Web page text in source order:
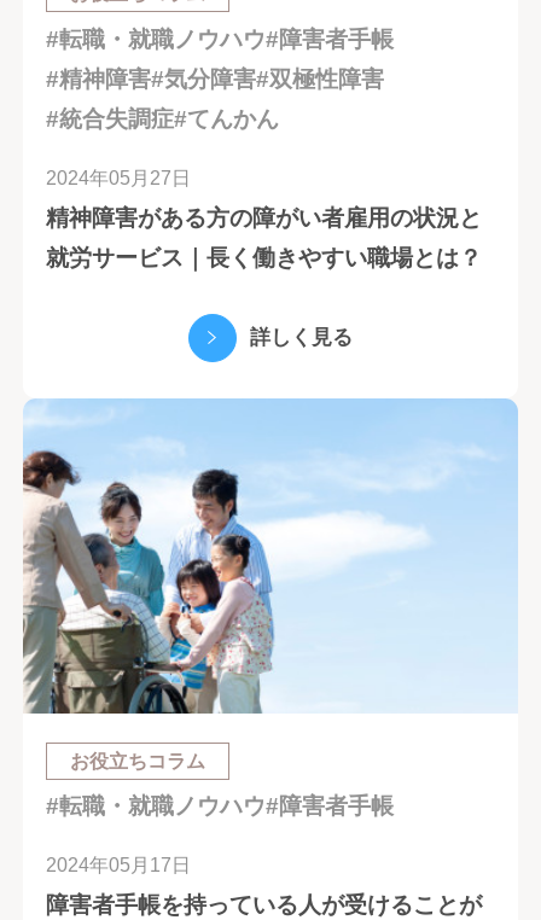
#転職・就職ノウハウ#障害者手帳
#精神障害#気分障害#双極性障害
#統合失調症#てんかん
2024年05月27日
精神障害がある方の障がい者雇用の状況と
就労サービス｜長く働きやすい職場とは？
詳しく見る
お役立ちコラム
#転職・就職ノウハウ#障害者手帳
2024年05月17日
障害者手帳を持っている人が受けることが